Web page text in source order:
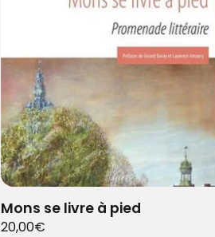
Mons se livre à pied
20,00€